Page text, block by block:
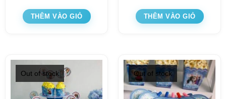
THÊM VÀO GIỎ THÊM VÀO GIỎ
Out of stock Out of stock